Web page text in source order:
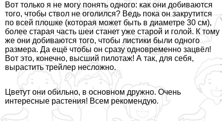
Вот только я не могу понять одного: как они добиваются
того, чтобы ствол не оголился? Ведь пока он закрутится
по всей плошке (которая может быть в диаметре 30 см),
более старая часть шеи станет уже старой и гoлой. К тому
же они добиваются того, чтобы листики были одного
размера. Да ещё чтобы он сразу одновременно зацвёл!
Вот это, конечно, высший пилотаж! А так, для себя,
вырастить трейлер несложно.
Цветут они обильно, в основном дружно. Очень
интересные растения! Всем рекомендую.